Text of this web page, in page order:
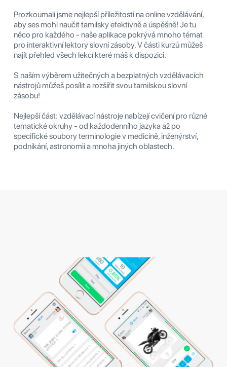
Prozkoumali jsme nejlepší příležitosti na online vzdělávání,
aby ses mohl naučit tamilsky efektivně a úspěšně! Je tu
něco pro každého - naše aplikace pokrývá mnoho témat
pro interaktivní lektory slovní zásoby. V části kurzů můžeš
najít přehled všech lekcí které máš k dispozici.
S naším výběrem užitečných a bezplatných vzdělávacích
nástrojů můžeš posílit a rozšířit svou tamilskou slovní
zásobu!
Nejlepší část: vzdělávací nástroje nabízejí cvičení pro různé
tematické okruhy - od každodenního jazyka až po
specifické soubory terminologie v medicíně, inženýrství,
podnikání, astronomii a mnoha jiných oblastech.